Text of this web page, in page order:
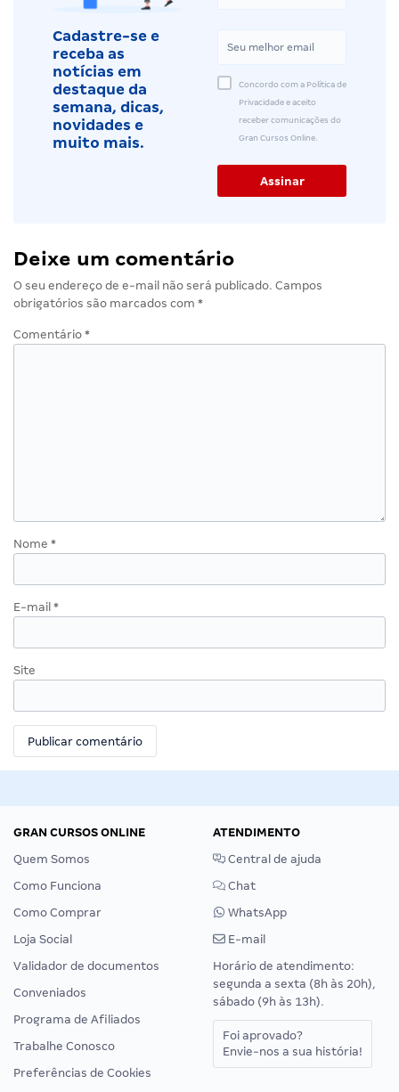
Cadastre-se e
receba as
notícias em
destaque da
semana, dicas,
novidades e
muito mais.
Concordo com a Política de
Privacidade e aceito
receber comunicações do
Gran Cursos Online.
Deixe um comentário
O seu endereço de e-mail não será publicado. Campos
obrigatórios são marcados com *
Comentário *
Nome *
E-mail *
Site
GRAN CURSOS ONLINE
Quem Somos
Como Funciona
Como Comprar
Loja Social
Validador de documentos
Conveniados
Programa de Afiliados
Trabalhe Conosco
Preferências de Cookies
ATENDIMENTO
Central de ajuda
Chat
WhatsApp
E-mail
Horário de atendimento:
segunda a sexta (8h às 20h),
sábado (9h às 13h).
Foi aprovado?
Envie-nos a sua história!